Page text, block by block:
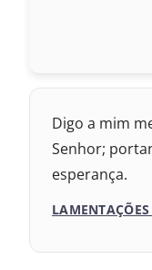
Digo a mim
Senhor;
esperança.